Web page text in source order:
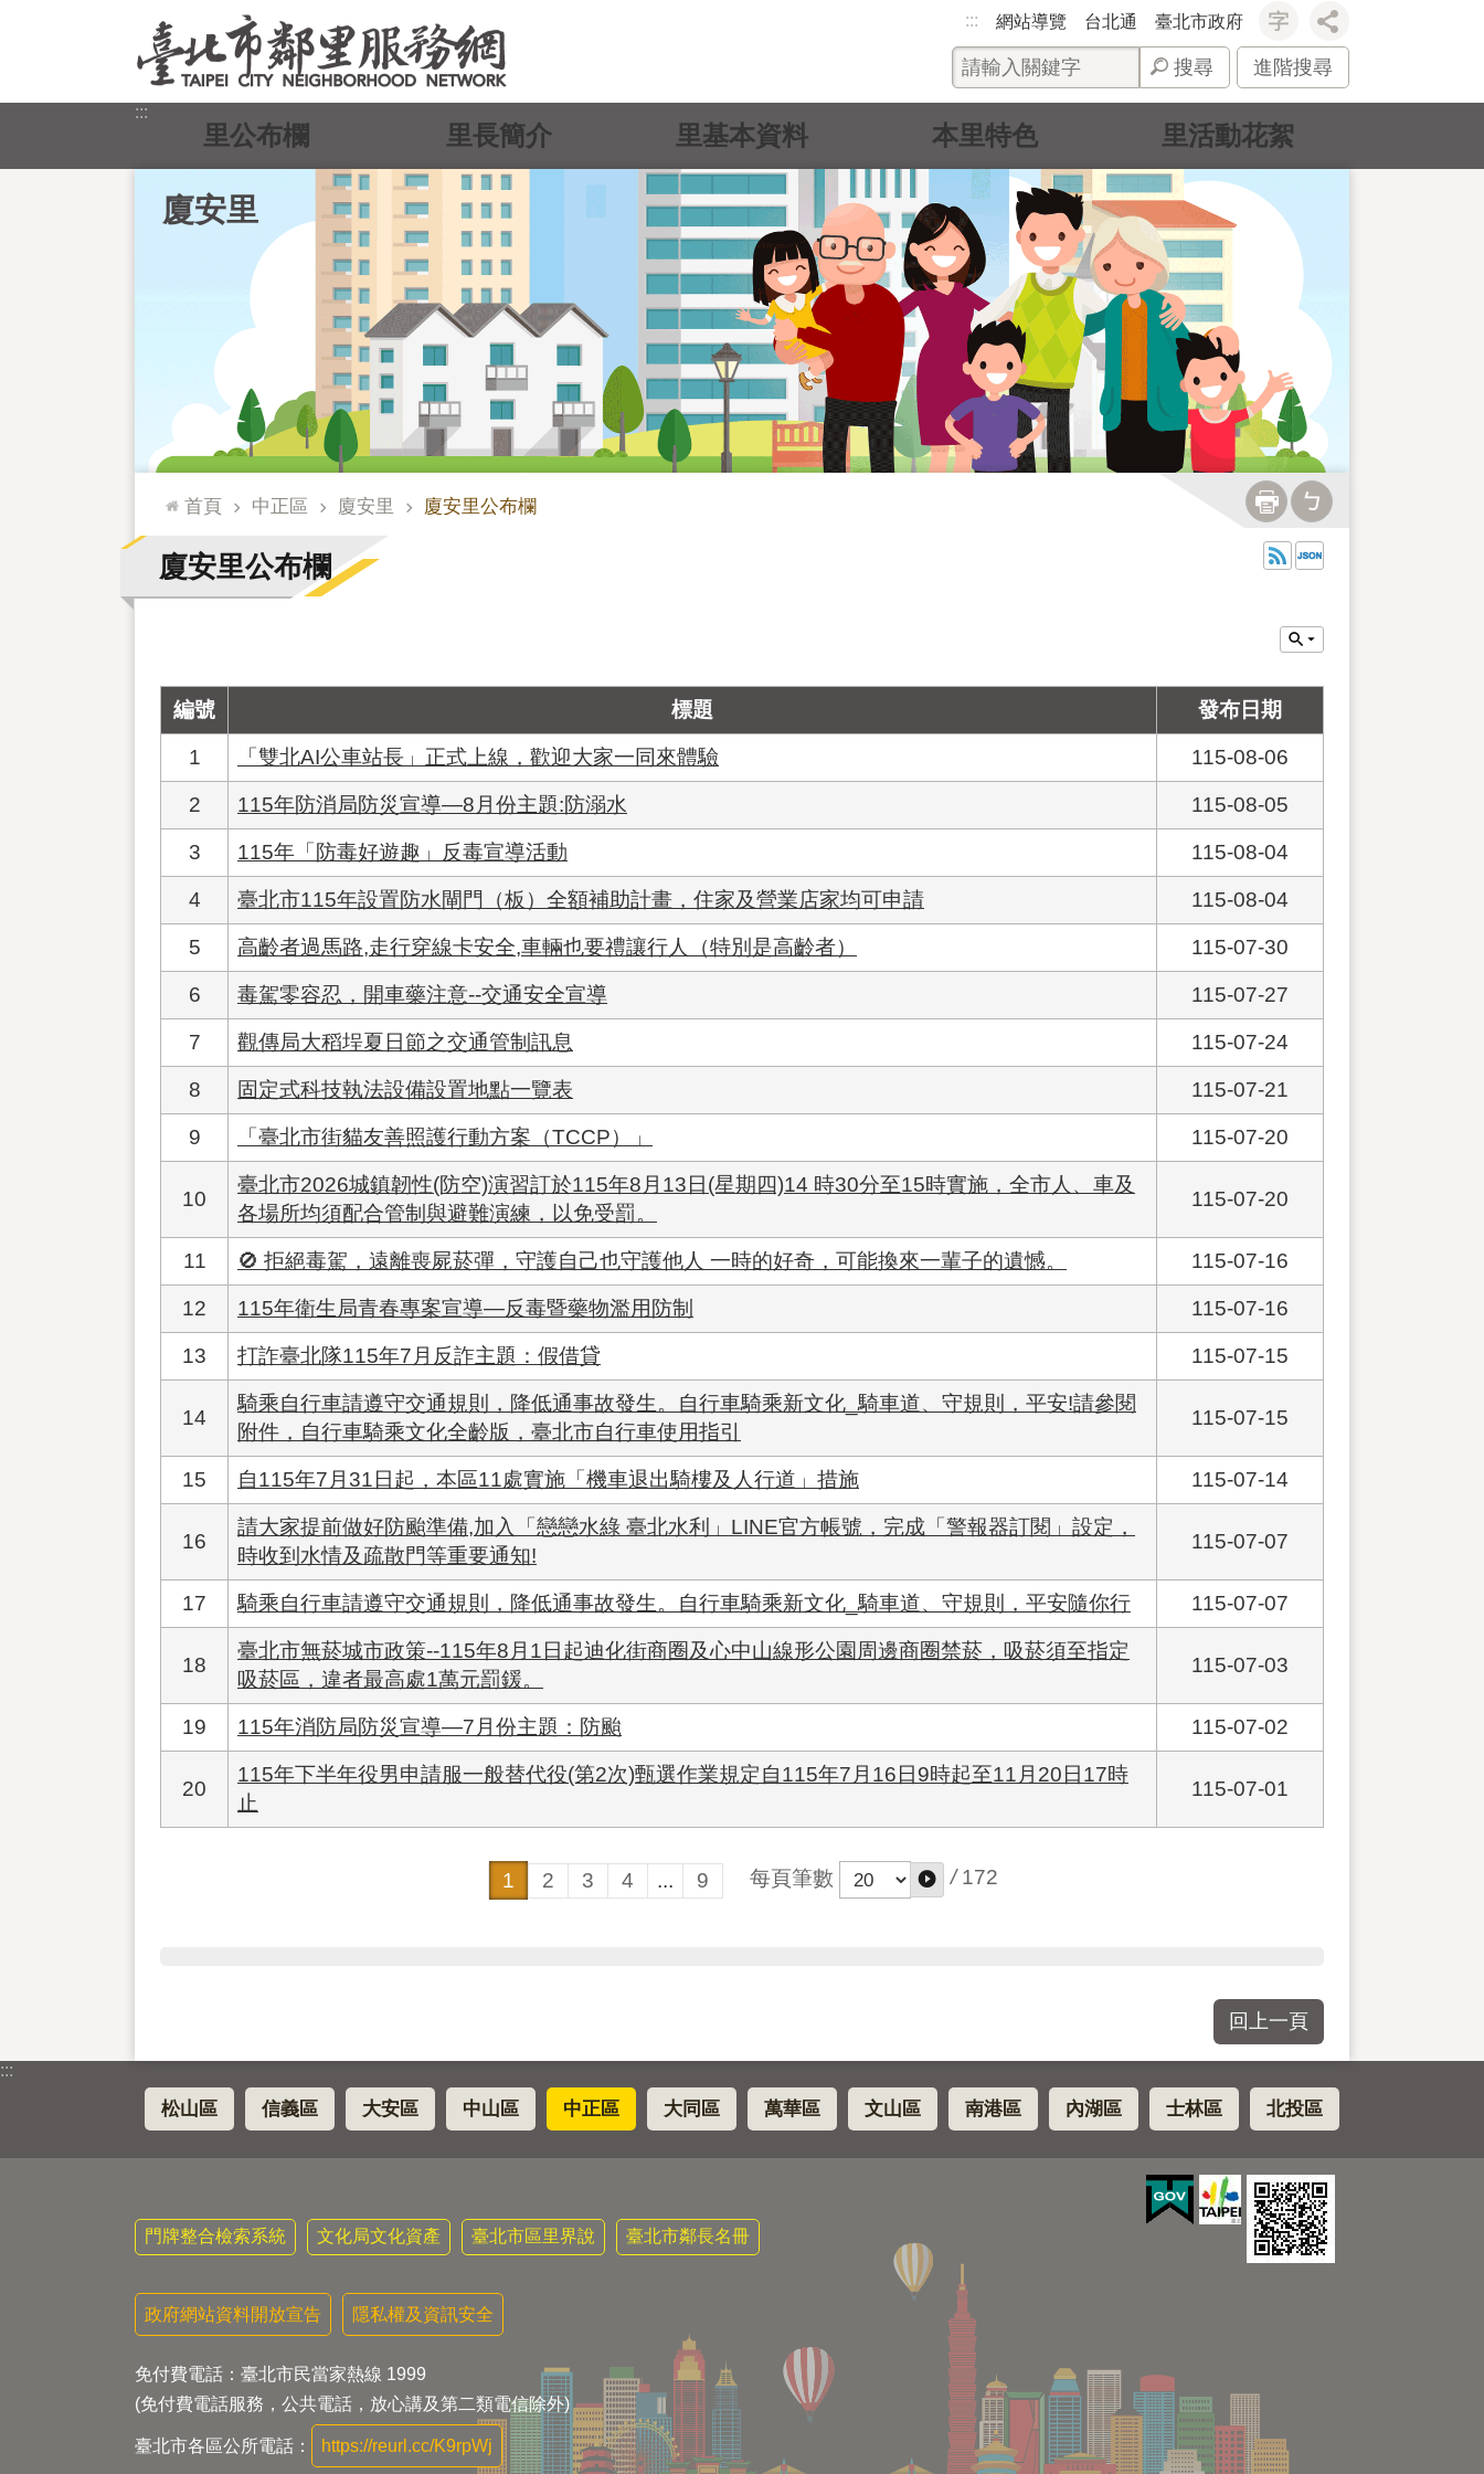
::: 網站導覽 台北通 臺北市政府
搜尋 進階搜尋
:::
廈安里
里公布欄 里長簡介 里基本資料 本里特色 里活動花絮
::: 首頁 中正區 廈安里 廈安里公布欄
廈安里公布欄
編號 標題 發布日期
1 「雙北AI公車站長」正式上線，歡迎大家一同來體驗 115-08-06
2 115年防消局防災宣導—8月份主題:防溺水 115-08-05
3 115年「防毒好遊趣」反毒宣導活動 115-08-04
4 臺北市115年設置防水閘門（板）全額補助計畫，住家及營業店家均可申請 115-08-04
5 高齡者過馬路,走行穿線卡安全,車輛也要禮讓行人（特別是高齡者） 115-07-30
6 毒駕零容忍，開車藥注意--交通安全宣導 115-07-27
7 觀傳局大稻埕夏日節之交通管制訊息 115-07-24
8 固定式科技執法設備設置地點一覽表 115-07-21
9 「臺北市街貓友善照護行動方案（TCCP）」 115-07-20
10
臺北市2026城鎮韌性(防空)演習訂於115年8月13日(星期四)14 時30分至15時實施，全市人、車及
各場所均須配合管制與避難演練，以免受罰。
115-07-20
11 🚫 拒絕毒駕，遠離喪屍菸彈，守護自己也守護他人 一時的好奇，可能換來一輩子的遺憾。 115-07-16
12 115年衛生局青春專案宣導—反毒暨藥物濫用防制 115-07-16
13 打詐臺北隊115年7月反詐主題：假借貸 115-07-15
14
騎乘自行車請遵守交通規則，降低通事故發生。自行車騎乘新文化_騎車道、守規則，平安!請參閱
附件，自行車騎乘文化全齡版，臺北市自行車使用指引
115-07-15
15 自115年7月31日起，本區11處實施「機車退出騎樓及人行道」措施 115-07-14
16
請大家提前做好防颱準備,加入「戀戀水綠 臺北水利」LINE官方帳號，完成「警報器訂閱」設定，
時收到水情及疏散門等重要通知!
115-07-07
17 騎乘自行車請遵守交通規則，降低通事故發生。自行車騎乘新文化_騎車道、守規則，平安隨你行 115-07-07
18
臺北市無菸城市政策--115年8月1日起迪化街商圈及心中山線形公園周邊商圈禁菸，吸菸須至指定
吸菸區，違者最高處1萬元罰鍰。
115-07-03
19 115年消防局防災宣導—7月份主題：防颱 115-07-02
20
115年下半年役男申請服一般替代役(第2次)甄選作業規定自115年7月16日9時起至11月20日17時
止
115-07-01
1 2 3 4 ... 9 每頁筆數 / 172
回上一頁
:::
松山區 信義區 大安區 中山區 中正區 大同區 萬華區 文山區 南港區 內湖區 士林區 北投區
門牌整合檢索系統 文化局文化資產 臺北市區里界說 臺北市鄰長名冊
政府網站資料開放宣告 隱私權及資訊安全
免付費電話：臺北市民當家熱線 1999
(免付費電話服務，公共電話，放心講及第二類電信除外)
臺北市各區公所電話： https://reurl.cc/K9rpWj